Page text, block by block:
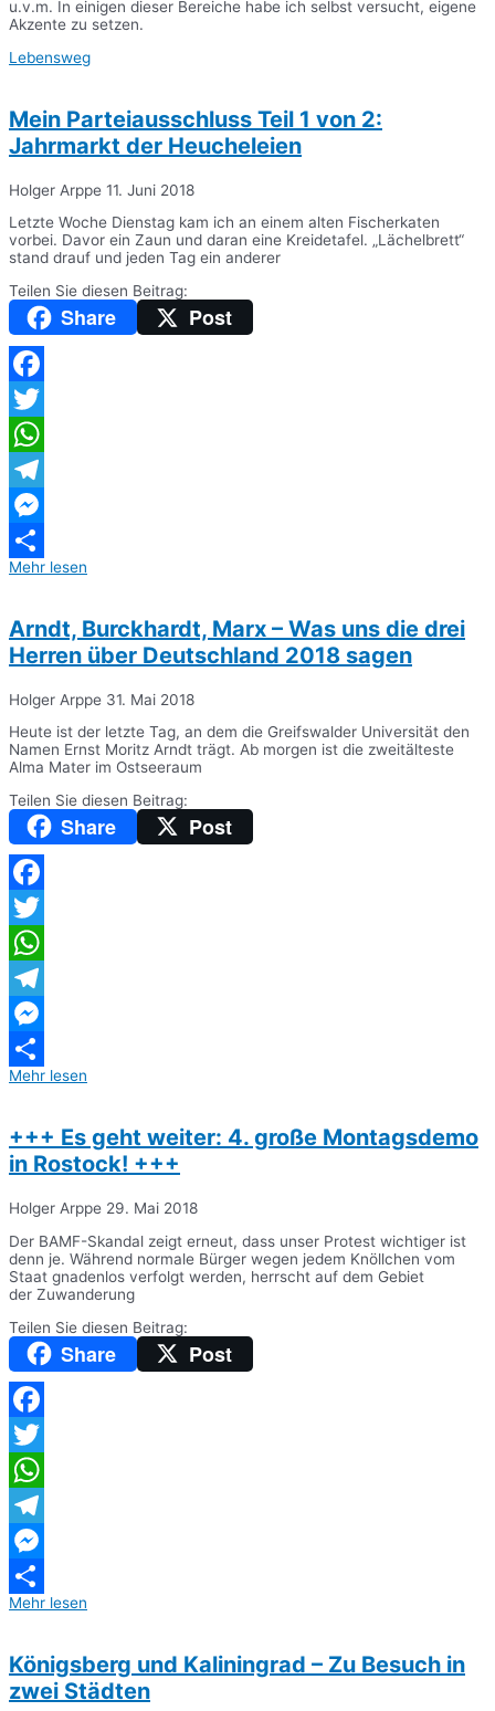
u.v.m. In einigen dieser Bereiche habe ich selbst versucht, eigene
Akzente zu setzen.
Lebensweg
Mein Parteiausschluss Teil 1 von 2:
Jahrmarkt der Heucheleien
Holger Arppe 11. Juni 2018
Letzte Woche Dienstag kam ich an einem alten Fischerkaten
vorbei. Davor ein Zaun und daran eine Kreidetafel. „Lächelbrett“
stand drauf und jeden Tag ein anderer
Teilen Sie diesen Beitrag:
Share Post
Facebook
Twitter
WhatsApp
Telegram
Messenger
Teilen
Mehr lesen
Arndt, Burckhardt, Marx – Was uns die drei
Herren über Deutschland 2018 sagen
Holger Arppe 31. Mai 2018
Heute ist der letzte Tag, an dem die Greifswalder Universität den
Namen Ernst Moritz Arndt trägt. Ab morgen ist die zweitälteste
Alma Mater im Ostseeraum
Teilen Sie diesen Beitrag:
Share Post
Facebook
Twitter
WhatsApp
Telegram
Messenger
Teilen
Mehr lesen
+++ Es geht weiter: 4. große Montagsdemo
in Rostock! +++
Holger Arppe 29. Mai 2018
Der BAMF-Skandal zeigt erneut, dass unser Protest wichtiger ist
denn je. Während normale Bürger wegen jedem Knöllchen vom
Staat gnadenlos verfolgt werden, herrscht auf dem Gebiet
der Zuwanderung
Teilen Sie diesen Beitrag:
Share Post
Facebook
Twitter
WhatsApp
Telegram
Messenger
Teilen
Mehr lesen
Königsberg und Kaliningrad – Zu Besuch in
zwei Städten